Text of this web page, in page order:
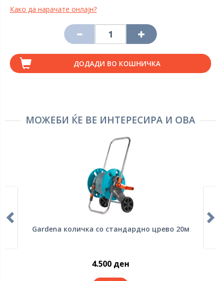
Како да нарачате онлајн?
ДОДАДИ ВО КОШНИЧКА
МОЖЕБИ ЌЕ ВЕ ИНТЕРЕСИРА И ОВА
Gardena количка со стандардно црево 20м
4.500 ден